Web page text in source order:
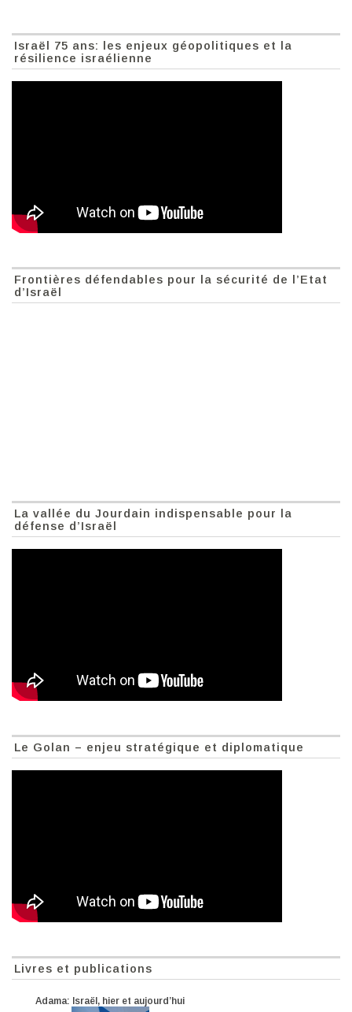
Israël 75 ans: les enjeux géopolitiques et la
résilience israélienne
Frontières défendables pour la sécurité de l’Etat
d’Israël
La vallée du Jourdain indispensable pour la
défense d’Israël
Le Golan – enjeu stratégique et diplomatique
Livres et publications
Adama: Israël, hier et aujourd’hui